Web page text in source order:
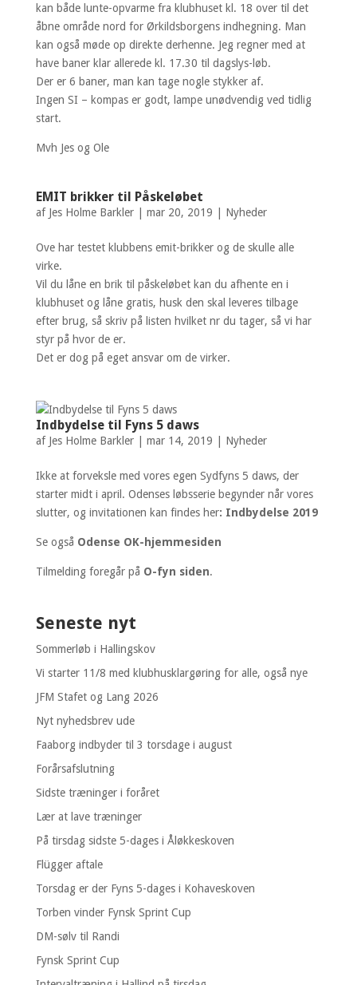
kan både lunte-opvarme fra klubhuset kl. 18 over til det
åbne område nord for Ørkildsborgens indhegning. Man
kan også møde op direkte derhenne. Jeg regner med at
have baner klar allerede kl. 17.30 til dagslys-løb.
Der er 6 baner, man kan tage nogle stykker af.
Ingen SI – kompas er godt, lampe unødvendig ved tidlig
start.
Mvh Jes og Ole
EMIT brikker til Påskeløbet
af Jes Holme Barkler| mar 20, 2019 Nyheder
Ove har testet klubbens emit-brikker og de skulle alle
virke.
Vil du låne en brik til påskeløbet kan du afhente en i
klubhuset og låne gratis, husk den skal leveres tilbage
efter brug, så skriv på listen hvilket nr du tager, så vi har
styr på hvor de er.
Det er dog på eget ansvar om de virker.
Indbydelse til Fyns 5 daws
af Jes Holme Barkler| mar 14, 2019 Nyheder
Ikke at forveksle med vores egen Sydfyns 5 daws, der
starter midt i april. Odenses løbsserie begynder når vores
slutter, og invitationen kan findes her: Indbydelse 2019
Se også Odense OK-hjemmesiden
Tilmelding foregår på O-fyn siden.
Seneste nyt
Sommerløb i Hallingskov
Vi starter 11/8 med klubhusklargøring for alle, også nye
JFM Stafet og Lang 2026
Nyt nyhedsbrev ude
Faaborg indbyder til 3 torsdage i august
Forårsafslutning
Sidste træninger i foråret
Lær at lave træninger
På tirsdag sidste 5-dages i Åløkkeskoven
Flügger aftale
Torsdag er der Fyns 5-dages i Kohaveskoven
Torben vinder Fynsk Sprint Cup
DM-sølv til Randi
Fynsk Sprint Cup